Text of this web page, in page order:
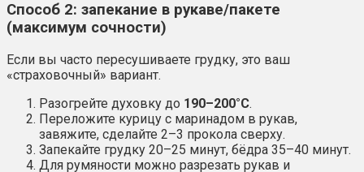
Способ 2: запекание в рукаве/пакете
(максимум сочности)
Если вы часто пересушиваете грудку, это ваш
«страховочный» вариант.
Разогрейте духовку до 190–200°C.
Переложите курицу с маринадом в рукав,
завяжите, сделайте 2–3 прокола сверху.
Запекайте грудку 20–25 минут, бёдра 35–40 минут.
Для румяности можно разрезать рукав и